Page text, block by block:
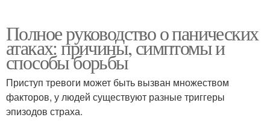
Полное руководство о панических
атаках: причины, симптомы и
способы борьбы
Приступ тревоги может быть вызван множеством
факторов, у людей существуют разные триггеры
эпизодов страха.